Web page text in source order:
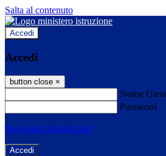
Salta al contenuto
Accedi
Accedi
button close ×
Nome
Password
Password dimenticata?